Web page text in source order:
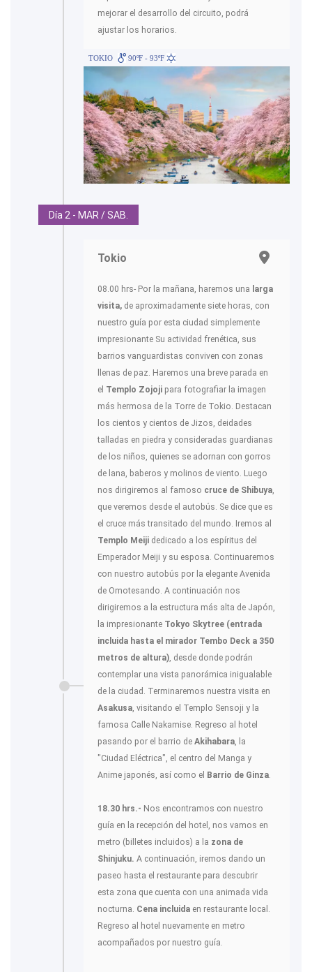
mejorar el desarrollo del circuito, podrá
ajustar los horarios.
TOKIO 90ºF - 93ºF
Día 2 - MAR / SAB.
Tokio
08.00 hrs- Por la mañana, haremos una larga
visita, de aproximadamente siete horas, con
nuestro guía por esta ciudad simplemente
impresionante Su actividad frenética, sus
barrios vanguardistas conviven con zonas
llenas de paz. Haremos una breve parada en
el Templo Zojoji para fotografiar la imagen
más hermosa de la Torre de Tokio. Destacan
los cientos y cientos de Jizos, deidades
talladas en piedra y consideradas guardianas
de los niños, quienes se adornan con gorros
de lana, baberos y molinos de viento. Luego
nos dirigiremos al famoso cruce de Shibuya,
que veremos desde el autobús. Se dice que es
el cruce más transitado del mundo. Iremos al
Templo Meiji dedicado a los espíritus del
Emperador Meiji y su esposa. Continuaremos
con nuestro autobús por la elegante Avenida
de Omotesando. A continuación nos
dirigiremos a la estructura más alta de Japón,
la impresionante Tokyo Skytree (entrada
incluida hasta el mirador Tembo Deck a 350
metros de altura), desde donde podrán
contemplar una vista panorámica inigualable
de la ciudad. Terminaremos nuestra visita en
Asakusa, visitando el Templo Sensoji y la
famosa Calle Nakamise. Regreso al hotel
pasando por el barrio de Akihabara, la
"Ciudad Eléctrica", el centro del Manga y
Anime japonés, así como el Barrio de Ginza.
18.30 hrs.- Nos encontramos con nuestro
guía en la recepción del hotel, nos vamos en
metro (billetes incluidos) a la zona de
Shinjuku. A continuación, iremos dando un
paseo hasta el restaurante para descubrir
esta zona que cuenta con una animada vida
nocturna. Cena incluida en restaurante local.
Regreso al hotel nuevamente en metro
acompañados por nuestro guía.